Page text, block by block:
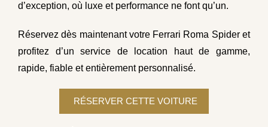
d’exception, où luxe et performance ne font qu’un.
Réservez dès maintenant votre Ferrari Roma Spider et
profitez d’un service de location haut de gamme,
rapide, fiable et entièrement personnalisé.